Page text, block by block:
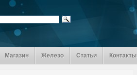
Магазин Железо Статьи Контакты